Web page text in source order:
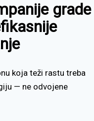
grade
koja teži rastu treba
— ne odvojene